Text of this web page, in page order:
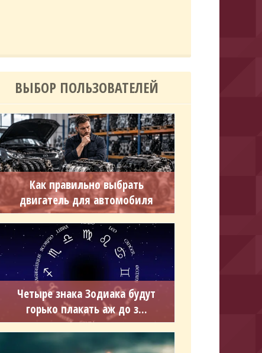
ВЫБОР ПОЛЬЗОВАТЕЛЕЙ
Как правильно выбрать
двигатель для автомобиля
Четыре знака Зодиака будут
горько плакать аж до з...